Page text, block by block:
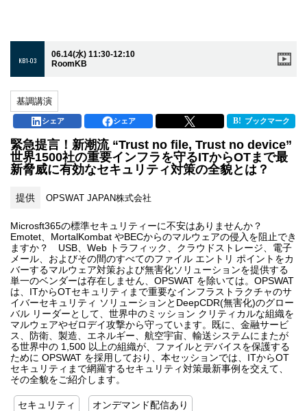
KB1-03
06.14(水) 11:30-12:10
RoomKB
基調講演
シェア シェア ブックマーク
緊急提言！新潮流 “Trust no file, Trust no device”
世界1500社の重要インフラを守るITからOTまで最
新脅威に有効なセキュリティ対策の全貌とは？
提供 OPSWAT JAPAN株式会社
Microsft365の標準セキュリティーに不安はありませんか？
Emotet、MortalKombat やBECからのマルウェアの侵入を阻止でき
ますか？ USB、Web トラフィック、クラウドストレージ、電子
メール、およびその間のすべてのファイル エントリ ポイントをカ
バーするマルウェア対策および無害化ソリューションを提供する
単一のベンダーは存在しません、OPSWAT を除いては。OPSWAT
は、ITからOTセキュリティまで重要なインフラストラクチャのサ
イバーセキュリティ ソリューションとDeepCDR(無害化)のグロー
バル リーダーとして、世界中のミッション クリティカルな組織を
マルウェアやゼロデイ攻撃から守っています。既に、金融サービ
ス、防衛、製造、エネルギー、航空宇宙、輸送システムにまたが
る世界中の 1,500 以上の組織が、ファイルとデバイスを保護する
ために OPSWAT を採用しており、本セッションでは、ITからOT
セキュリティまで網羅するセキュリティ対策最新事例を交えて、
その全貌をご紹介します。
セキュリティ オンデマンド配信あり